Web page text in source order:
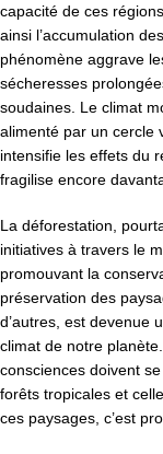
capacité de ces
ainsi l’accumulation
phénomène aggrave
sécheresses
soudaines. Le climat
alimenté par un cercle
intensifie les effets du
fragilise encore
La déforestation,
initiatives à travers le
promouvant la
préservation des
d’autres, est devenue
climat de notre
consciences doivent
forêts tropicales et
ces paysages, c’est